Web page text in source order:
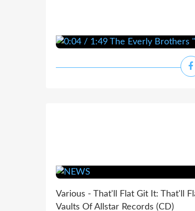
Various - That'll Flat Git It: That'll
Vaults Of Allstar Records (CD)